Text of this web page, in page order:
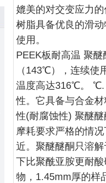
媲美的对交变应力
树脂具备优良的滑
使用。
PEEK板耐高温 聚
（143℃），连续使
温度高达316℃。 ℃.
性。它具备与合金
性(耐腐蚀性) 聚醚
摩耗要求严格的情
近。聚醚醚酮只溶
下比聚酰亚胺更耐
物，1.45mm厚的样